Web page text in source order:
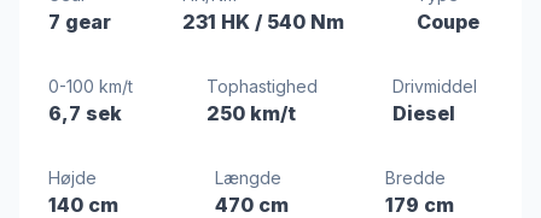
7 gear 231 HK/ 540 Nm Coupe
0-100 km/t
6,7 sek
Tophastighed
250 km/t
Drivmiddel
Diesel
Højde
140 cm
Længde
470 cm
Bredde
179 cm